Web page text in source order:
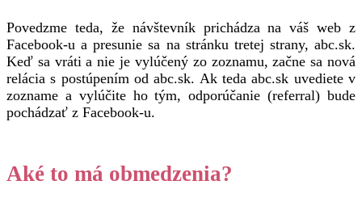
Povedzme teda, že návštevník prichádza na váš web z
Facebook-u a presunie sa na stránku tretej strany, abc.sk.
Keď sa vráti a nie je vylúčený zo zoznamu, začne sa nová
relácia s postúpením od abc.sk. Ak teda abc.sk uvediete v
zozname a vylúčite ho tým, odporúčanie (referral) bude
pochádzať z Facebook-u.
Aké to má obmedzenia?